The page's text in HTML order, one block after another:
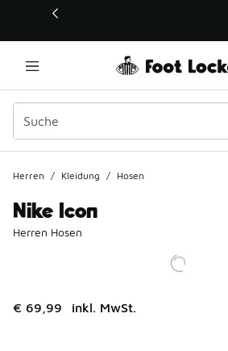
Dieser Link öffnet sich in einem neuen
Herren / Kleidung / Hosen
Nike Icon
Herren Hosen
€ 69,99 inkl. MwSt.